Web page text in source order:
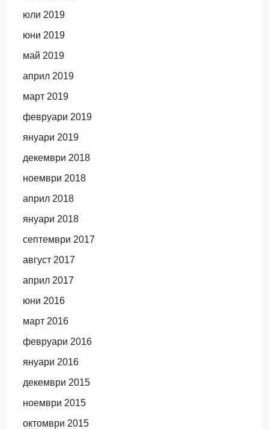
юли 2019
юни 2019
май 2019
април 2019
март 2019
февруари 2019
януари 2019
декември 2018
ноември 2018
април 2018
януари 2018
септември 2017
август 2017
април 2017
юни 2016
март 2016
февруари 2016
януари 2016
декември 2015
ноември 2015
октомври 2015